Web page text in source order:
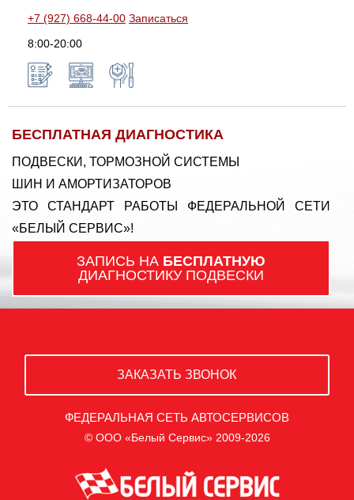
+7 (927) 668-44-00 Записаться
8:00-20:00
БЕСПЛАТНАЯ ДИАГНОСТИКА
ПОДВЕСКИ, ТОРМОЗНОЙ СИСТЕМЫ
ШИН И АМОРТИЗАТОРОВ
ЭТО СТАНДАРТ РАБОТЫ ФЕДЕРАЛЬНОЙ СЕТИ
«БЕЛЫЙ СЕРВИС»!
ЗАПИСЬ НА БЕСПЛАТНУЮ
ДИАГНОСТИКУ ПОДВЕСКИ
ЗАКАЗАТЬ ЗВОНОК
ФЕДЕРАЛЬНАЯ СЕТЬ АВТОСЕРВИСОВ
© ООО «Белый Сервис» 2009-2026